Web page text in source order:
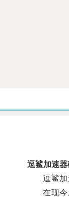
逗鲨加速器
逗鲨加速
在现今发